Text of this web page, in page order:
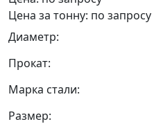
Цена за тонну: по запросу
Диаметр:
Прокат:
Марка стали:
Размер: